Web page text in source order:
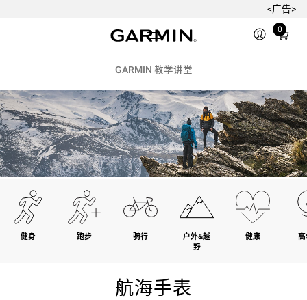
<广告>
0
Total
items
GARMIN 教学讲堂
健身 跑步 骑行
户外&越
野
健康
航海手表